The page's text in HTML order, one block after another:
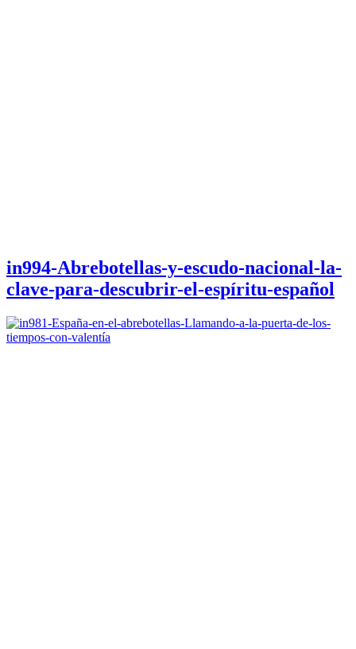
in994-Abrebotellas-y-escudo-nacional-la-
clave-para-descubrir-el-espíritu-español